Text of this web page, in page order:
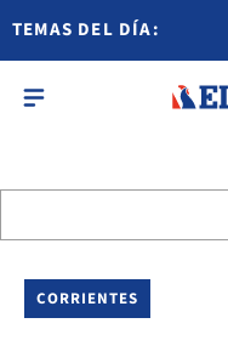
TEMAS DEL DÍA:
CORRIENTES